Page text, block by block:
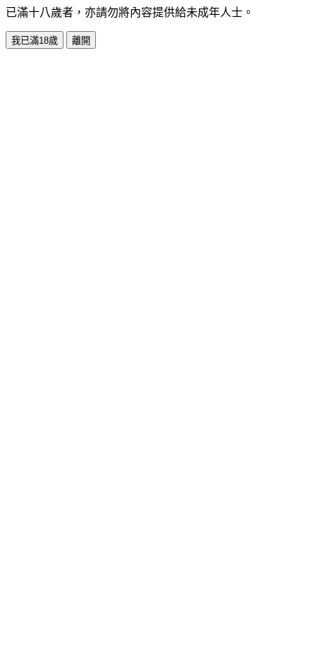
已滿十八歲者，亦請勿將內容提供給未成年人士。
我已滿18歲 離開